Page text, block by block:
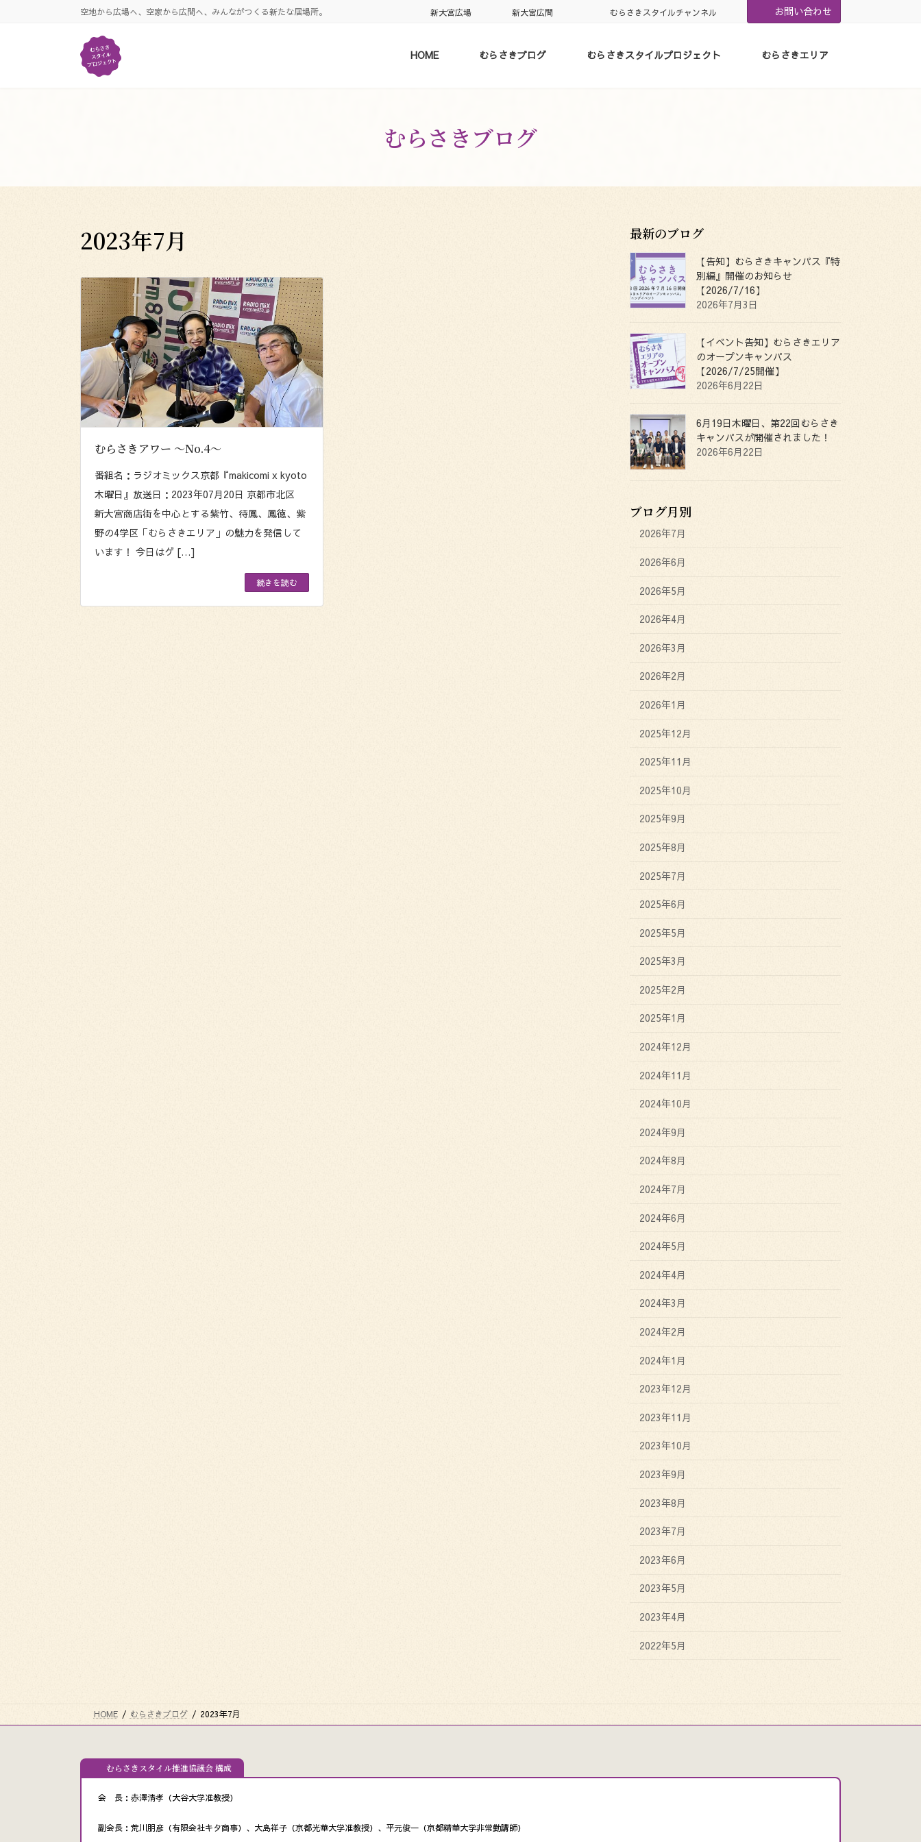
空地から広場へ、空家から広間へ、みんながつくる新たな居場所。 新大宮広場 新大宮広間 むらさきスタイルチャンネル お問い合わせ
HOME むらさきブログ むらさきスタイルプロジェクト むらさきエリア
むらさきブログ
2023年7月
むらさきアワー 〜No.4〜
番組名：ラジオミックス京都『makicomi x kyoto
木曜日』放送日：2023年07月20日 京都市北区
新大宮商店街を中心とする紫竹、待鳳、鳳徳、紫
野の4学区「むらさきエリア」の魅力を発信して
います！ 今日はゲ […]
続きを読む
最新のブログ
【告知】むらさきキャンパス『特
別編』開催のお知らせ
【2026/7/16】
2026年7月3日
【イベント告知】むらさきエリア
のオープンキャンパス
【2026/7/25開催】
2026年6月22日
6月19日木曜日、第22回むらさき
キャンパスが開催されました！
2026年6月22日
ブログ月別
2026年7月
2026年6月
2026年5月
2026年4月
2026年3月
2026年2月
2026年1月
2025年12月
2025年11月
2025年10月
2025年9月
2025年8月
2025年7月
2025年6月
2025年5月
2025年3月
2025年2月
2025年1月
2024年12月
2024年11月
2024年10月
2024年9月
2024年8月
2024年7月
2024年6月
2024年5月
2024年4月
2024年3月
2024年2月
2024年1月
2023年12月
2023年11月
2023年10月
2023年9月
2023年8月
2023年7月
2023年6月
2023年5月
2023年4月
2022年5月
HOME むらさきブログ 2023年7月
むらさきスタイル推進協議会 構成
会 長：赤澤清孝（大谷大学准教授）
副会長：荒川朋彦（有限会社キタ商事）、大島祥子（京都光華大学准教授）、平元俊一（京都精華大学非常勤講師）